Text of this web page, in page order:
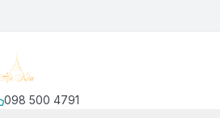
098 500 4791